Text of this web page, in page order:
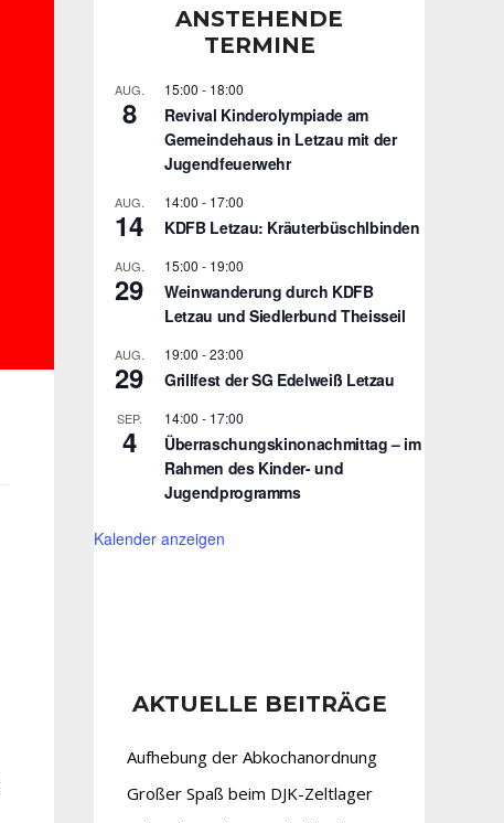
ANSTEHENDE
TERMINE
AUG.
8
15:00 - 18:00
Revival Kinderolympiade am
Gemeindehaus in Letzau mit der
Jugendfeuerwehr
AUG.
14
14:00 - 17:00
KDFB Letzau: Kräuterbüschlbinden
AUG.
29
15:00 - 19:00
Weinwanderung durch KDFB
Letzau und Siedlerbund Theisseil
AUG.
29
19:00 -23:00
Grillfest der SG Edelweiß Letzau
SEP.
4
14:00 - 17:00
Überraschungskinonachmittag – im
Rahmen des Kinder- und
Jugendprogramms
Kalender anzeigen
AKTUELLE BEITRÄGE
Aufhebung der Abkochanordnung
Großer Spaß beim DJK-Zeltlager